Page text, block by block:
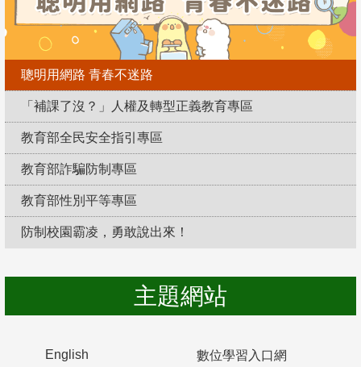
聰明用網路 青春不迷路
「補課了沒？」人權及轉型正義教育專區
教育部全民安全指引專區
教育部詐騙防制專區
教育部性別平等專區
防制校園霸凌，勇敢說出來！
主題網站
English 數位學習入口網